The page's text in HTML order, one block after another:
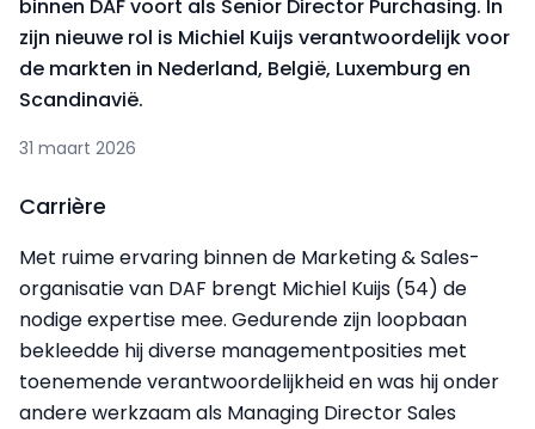
binnen DAF voort als Senior Director Purchasing. In
zijn nieuwe rol is Michiel Kuijs verantwoordelijk voor
de markten in Nederland, België, Luxemburg en
Scandinavië.
31 maart 2026
Carrière
Met ruime ervaring binnen de Marketing & Sales-
organisatie van DAF brengt Michiel Kuijs (54) de
nodige expertise mee. Gedurende zijn loopbaan
bekleedde hij diverse managementposities met
toenemende verantwoordelijkheid en was hij onder
andere werkzaam als Managing Director Sales